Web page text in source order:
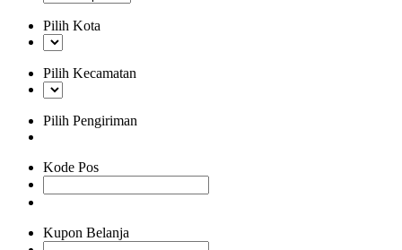
Pilih Kota
Pilih Kecamatan
Pilih Pengiriman
Kode Pos
Kupon Belanja